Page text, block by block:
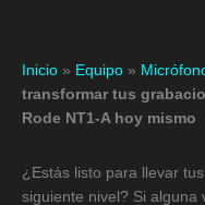
Inicio » Equipo »
transformar tus
Rode NT1-A hoy mismo
¿Estás listo para llevar
siguiente nivel? Si alguna